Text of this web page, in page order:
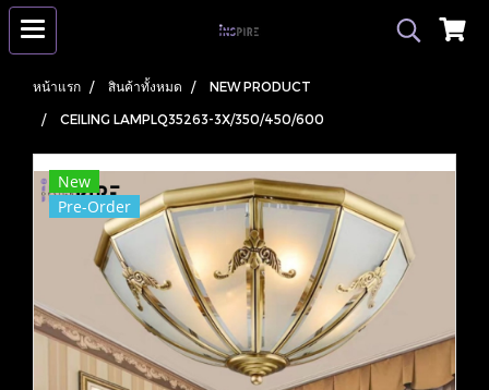
หน้าแรก สินค้าทั้งหมด NEW PRODUCT
CEILING LAMPLQ35263-3X/350/450/600
New
Pre-Order